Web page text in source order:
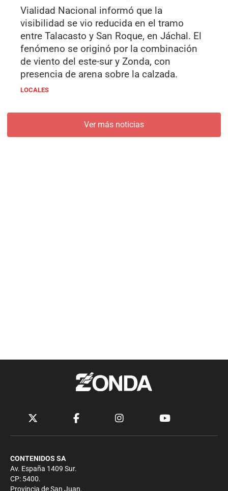
Vialidad Nacional informó que la
visibilidad se vio reducida en el tramo
entre Talacasto y San Roque, en Jáchal. El
fenómeno se originó por la combinación
de viento del este-sur y Zonda, con
presencia de arena sobre la calzada.
LOCALES
Ver más noticias
CONTENIDOS SA
Av. España 1409 Sur.
CP: 5400.